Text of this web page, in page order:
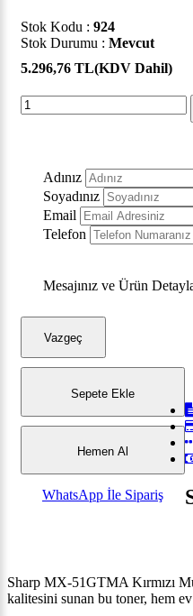
Stok Kodu : 924
Stok Durumu : Mevcut
5.296,76 TL(KDV Dahil)
Adınız
Soyadınız
Email
Telefon
Mesajınız ve Ürün
Vazgeç
Sepete Ekle
Hemen Al
WhatsApp İle Sipariş
Sharp MX-51GTMA Kırmızı
kalitesini sunan bu toner, hem